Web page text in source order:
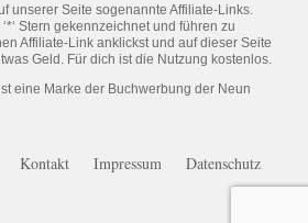
unserer Seite sogenannte Affiliate-Links.
Stern gekennzeichnet und führen zu
Affiliate-Link anklickst und auf dieser Seite
Geld. Für dich ist die Nutzung kostenlos.
eine Marke der Buchwerbung der Neun
Kontakt Impressum Datenschutz